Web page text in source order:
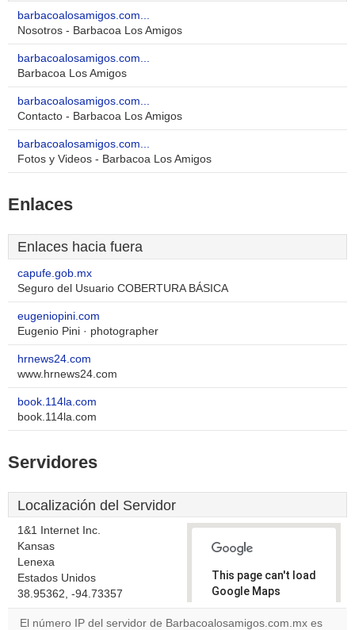
barbacoalosamigos.com...
Nosotros - Barbacoa Los Amigos
barbacoalosamigos.com...
Barbacoa Los Amigos
barbacoalosamigos.com...
Contacto - Barbacoa Los Amigos
barbacoalosamigos.com...
Fotos y Videos - Barbacoa Los Amigos
Enlaces
Enlaces hacia fuera
capufe.gob.mx
Seguro del Usuario COBERTURA BÁSICA
eugeniopini.com
Eugenio Pini · photographer
hrnews24.com
www.hrnews24.com
book.114la.com
book.114la.com
Servidores
Localización del Servidor
1&1 Internet Inc.
Kansas
Lenexa
Estados Unidos
38.95362, -94.73357
This page can't load
Google Maps
correctly.
El número IP del servidor de Barbacoalosamigos.com.mx es